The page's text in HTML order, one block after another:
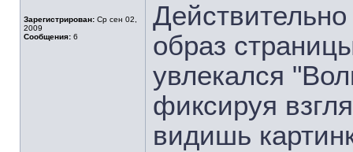
Зарегистрирован: Ср сен 02,
2009
Сообщения: 6
образ
увлекался
фиксируя
видишь